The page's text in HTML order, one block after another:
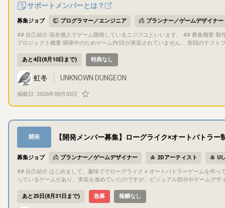
しれないので、雑談ベースでも遠慮なくどうぞ。 最後まで読んでくれてありがと
サポートメンバーとは？
募集ジョブ プログラマー／エンジニア プランナー／ゲームデザイナー
## 自己紹介 現在個人でゲーム開発しているニジフユといいます。 ## 募集概要 製作中のゲームをゲームクリアまでプレイしてくださる方を募集しています。 ##
プロジェクト概要 開発中のためゲーム内SEが実装されていません。 前回のテストプレイからの変更点は以下の通りです。 ・BGMを追加しました。 ・ゲームのク
ごとのマップを固定化しました。 ・クリア評価を追加しました ・プレイヤーの初期体力と所持アイテムの所持数を変更しました。 ・近接攻撃の攻撃範囲を広くし
ました。 ・ライトの効果を明るくしました。 ・ライトの制限時間を短くしまし
た。 ・プレイヤーの移動速度を遅くしました。 ・マップの大きさを狭くしました。 ・敵や宝箱の配置を大きく変更しました。 ・隠しギミックを追加しました。 ・
敵のダメージ量と移動速度を変更しました。 ・ボスエネミーのダメージを変更しました ## 目的・目標 最終目標 steamでの販売。 今回のテストプレイ目
難易度調整。 ## ゲーム内容 攻略情報のないダンジョンを木の棒と魔法弾を駆使して攻略しましょう。 初期アイテムは回復アイテム3つだけですが、襲ってくる敵
を慎重に倒し先を目指しましょう。 ## サポート要望 グ―グルフォームに以下のことを入力していただきます。 ・クリアタイム ・クリア時の体力 ・挑戦回数 ## コ
ミュニケーション方法 こちらのサイトのチャット欄を活用させていただきます
あと4日(8月10日まで) 特典なし
虹冬 UNKNOWN DUNGEON
掲載日: 2026年08月05日
開発 【開発メンバー募集】ローグライク×オートバトラ
募集ジョブ プランナー／ゲームデザイナー 2Dアーティスト UI
## 自己紹介 はじめまして。趣味ででローグライク × オートバトラーゲームを作っている「けい」です。 普段はゲーム会社でエンジニアをやっています。 趣味で作
っているゲームがあり、実装を進めていたのですが、ビジュアル部分やゲームデ
ot (mono) / C# プラットフォーム：PC / Mobile 添付した画像の中に「バトル中
あと25日(8月31日まで) 急募 報酬なし